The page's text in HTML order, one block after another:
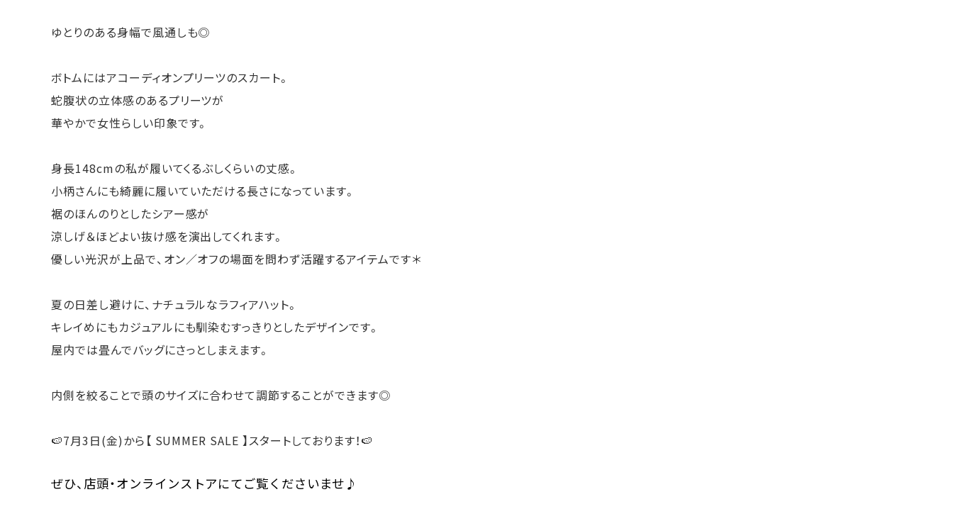
ゆとりのある身幅で風通しも◎
ボトムにはアコーディオンプリーツのスカート。
蛇腹状の立体感のあるプリーツが
華やかで女性らしい印象です。
身長148cmの私が履いてくるぶしくらいの丈感。
小柄さんにも綺麗に履いていただける長さになっています。
裾のほんのりとしたシアー感が
涼しげ＆ほどよい抜け感を演出してくれます。
優しい光沢が上品で、オン／オフの場面を問わず活躍するアイテムです＊
夏の日差し避けに、ナチュラルなラフィアハット。
キレイめにもカジュアルにも馴染むすっきりとしたデザインです。
屋内では畳んでバッグにさっとしまえます。
内側を絞ることで頭のサイズに合わせて調節することができます◎
🍉7月3日(金)から【 SUMMER SALE 】スタートしております！🍉
ぜひ、店頭・オンラインストアにてご覧くださいませ♪